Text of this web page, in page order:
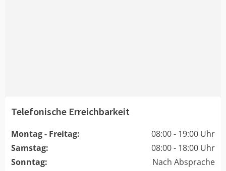
Telefonische Erreichbarkeit
Montag - Freitag:
08:00 - 19:00 Uhr
Samstag:
08:00 - 18:00 Uhr
Sonntag:
Nach Absprache